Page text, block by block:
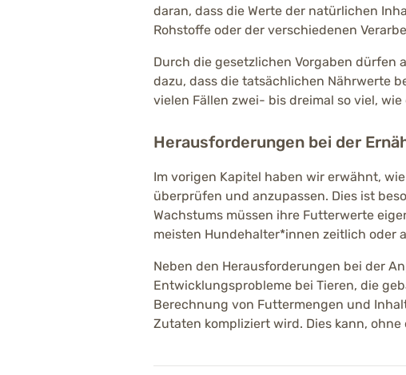
daran, dass die Werte der natürlichen
Rohstoffe oder der verschiedenen
Durch die gesetzlichen Vorgaben dürfen
dazu, dass die tatsächlichen Nährwerte
vielen Fällen zwei- bis dreimal so viel,
Herausforderungen bei der
Im vorigen Kapitel haben wir erwähnt,
überprüfen und anzupassen. Dies ist
Wachstums müssen ihre Futterwerte
meisten Hundehalter*innen zeitlich oder
Neben den Herausforderungen bei der
Entwicklungsprobleme bei Tieren, die
Berechnung von Futtermengen und
Zutaten kompliziert wird. Dies kann,